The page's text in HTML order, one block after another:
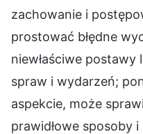
zachowanie i
prostować błędne
niewłaściwe
spraw i wydarzeń;
aspekcie, może
prawidłowe sposoby